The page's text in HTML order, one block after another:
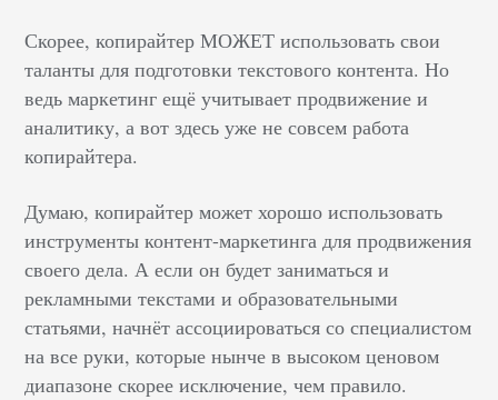
Скорее, копирайтер МОЖЕТ использовать свои
таланты для подготовки текстового контента. Но
ведь маркетинг ещё учитывает продвижение и
аналитику, а вот здесь уже не совсем работа
копирайтера.
Думаю, копирайтер может хорошо использовать
инструменты контент-маркетинга для продвижения
своего дела. А если он будет заниматься и
рекламными текстами и образовательными
статьями, начнёт ассоциироваться со специалистом
на все руки, которые нынче в высоком ценовом
диапазоне скорее исключение, чем правило.